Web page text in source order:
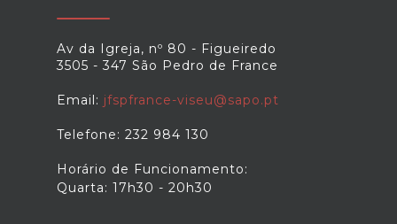
Av da Igreja, nº 80 - Figueiredo
3505 - 347 São Pedro de France
Email: jfspfrance-viseu@sapo.pt
Telefone: 232 984 130
Horário de Funcionamento:
Quarta: 17h30 - 20h30